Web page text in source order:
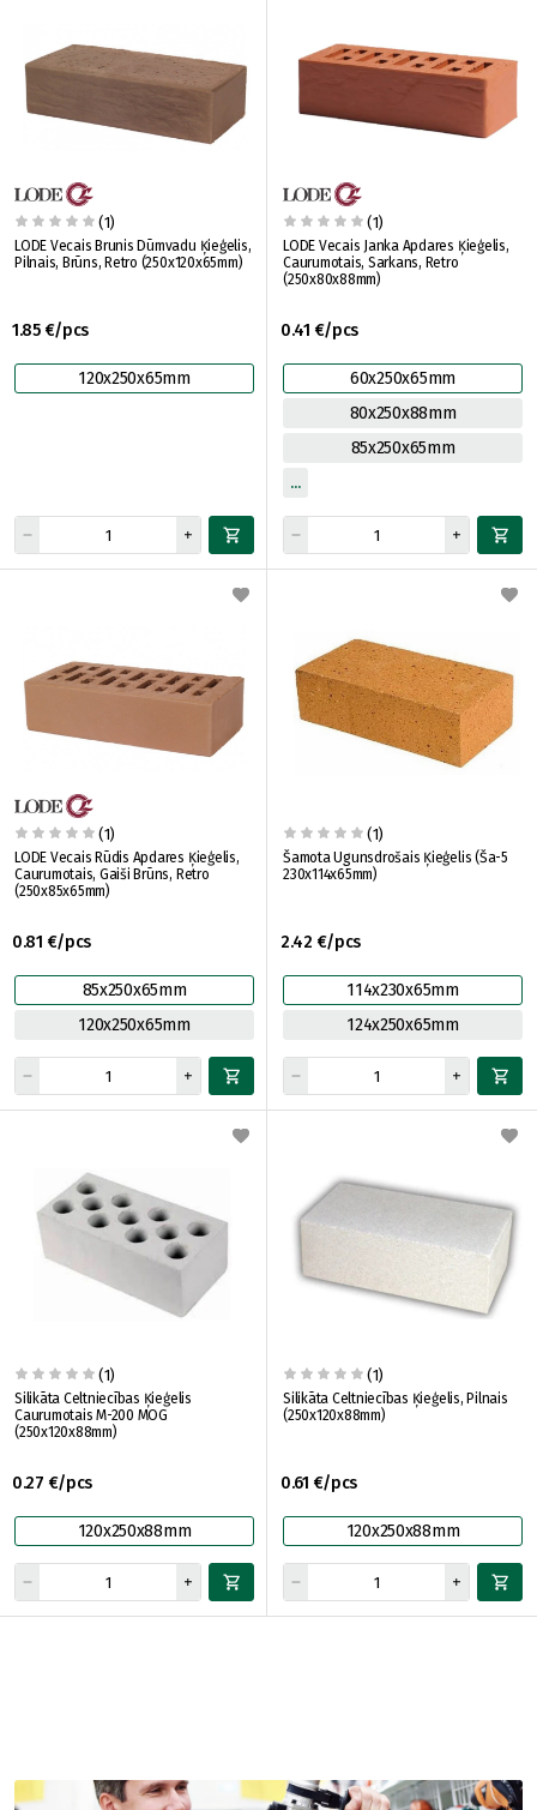
(1)
LODE Vecais Brunis Dūmvadu Ķieģelis,
Pilnais, Brūns, Retro (250x120x65mm)
1.85 €/pcs
120x250x65mm
(1)
LODE Vecais Janka Apdares Ķieģelis,
Caurumotais, Sarkans, Retro
(250x80x88mm)
0.41 €/pcs
60x250x65mm
80x250x88mm
85x250x65mm
(1)
LODE Vecais Rūdis Apdares Ķieģelis,
Caurumotais, Gaiši Brūns, Retro
(250x85x65mm)
0.81 €/pcs
85x250x65mm
120x250x65mm
(1)
Šamota Ugunsdrošais Ķieģelis (Ša-5
230x114x65mm)
2.42 €/pcs
114x230x65mm
124x250x65mm
(1)
Silikāta Celtniecības Ķieģelis
Caurumotais M-200 MOG
(250x120x88mm)
0.27 €/pcs
120x250x88mm
(1)
Silikāta Celtniecības Ķieģelis, Pilnais
(250x120x88mm)
0.61 €/pcs
120x250x88mm